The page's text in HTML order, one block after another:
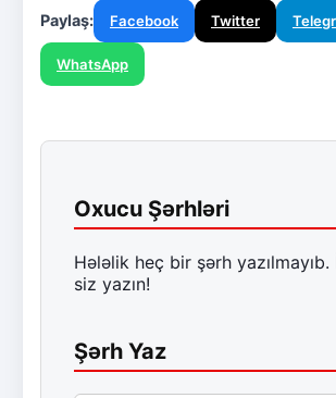
Paylaş: Facebook Twitter
WhatsApp
Oxucu Şərhləri
Hələlik heç bir şərh yazılmayıb.
siz yazın!
Şərh Yaz